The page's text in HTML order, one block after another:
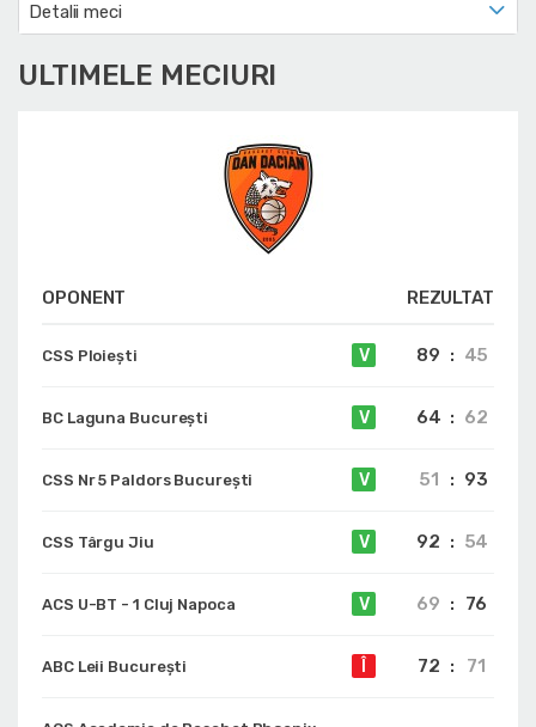
Detalii meci
ULTIMELE MECIURI
OPONENT REZULTAT
CSS Ploiești V 89 : 45
BC Laguna București V 64 : 62
CSS Nr 5 Paldors București V 51 : 93
CSS Târgu Jiu V 92 : 54
ACS U-BT - 1 Cluj Napoca V 69 : 76
ABC Leii București 72 : 71